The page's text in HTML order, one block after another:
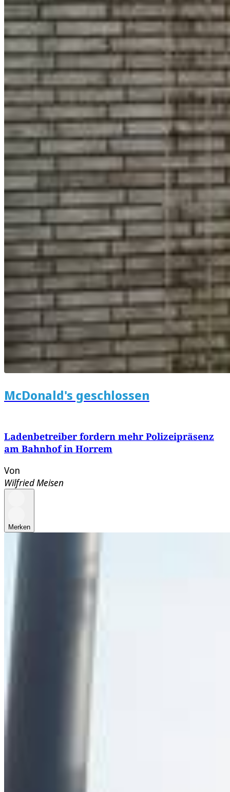
McDonald's geschlossen
Ladenbetreiber fordern mehr Polizeipräsenz
am Bahnhof in Horrem
Von
Wilfried Meisen
Merken